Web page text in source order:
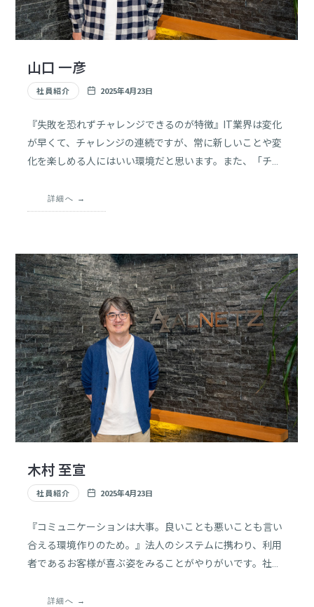
山口 一彦
社員紹介 2025年4月23日
『失敗を恐れずチャレンジできるのが特徴』IT業界は変化
が早くて、チャレンジの連続ですが、常に新しいことや変
化を楽しめる人にはいい環境だと思います。また、「チー
有しつつ新しいことを吸収しながら、自分らしいキャリア
詳細へ
木村 至宣
社員紹介 2025年4月23日
『コミュニケーションは大事。良いことも悪いことも言い
合える環境作りのため。』法人のシステムに携わり、利用
者であるお客様が喜ぶ姿をみることがやりがいです。社会
「ありがとう。これで業務が楽になる。」と言われたひと
詳細へ